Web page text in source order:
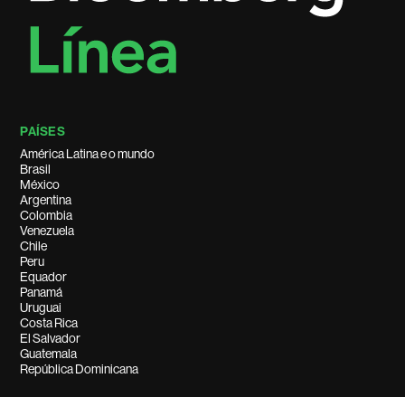
PAÍSES
América Latina e o mundo
Brasil
México
Argentina
Colombia
Venezuela
Chile
Peru
Equador
Panamá
Uruguai
Costa Rica
El Salvador
Guatemala
República Dominicana